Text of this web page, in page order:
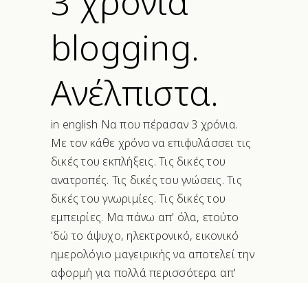
blogging.
Ανέλπιστα.
in english Να που πέρασαν 3 χρόνια.
Με τον κάθε χρόνο να επιφυλάσσει τις
δικές του εκπλήξεις. Τις δικές του
ανατροπές. Τις δικές του γνώσεις. Τις
δικές του γνωριμίες. Τις δικές του
εμπειρίες. Μα πάνω απ' όλα, ετούτο
'δώ το άψυχο, ηλεκτρονικό, εικονικό
ημερολόγιο μαγειρικής να αποτελεί την
αφορμή για πολλά περισσότερα απ'